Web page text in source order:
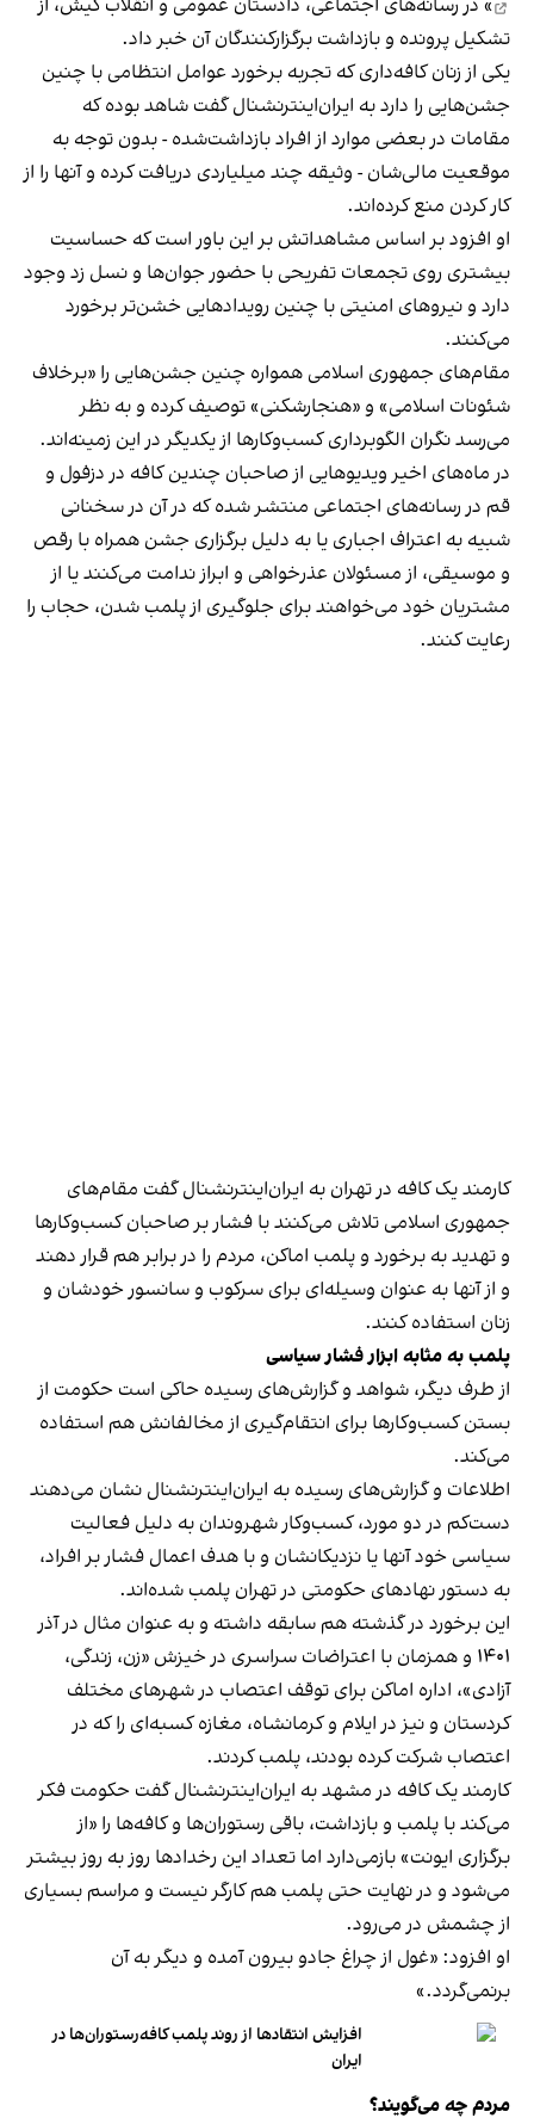
» در رسانه‌های اجتماعی، دادستان عمومی و انقلاب کیش، از
تشکیل پرونده و بازداشت برگزارکنندگان آن خبر داد.
یکی از زنان کافه‌داری که تجربه برخورد عوامل انتظامی با چنین
جشن‌هایی را دارد به ایران‌اینترنشنال گفت شاهد بوده که
مقامات در بعضی موارد از افراد بازداشت‌‌شده - بدون توجه به
موقعیت مالی‌شان - وثیقه چند میلیاردی دریافت کرده و آنها را از
کار کردن منع کرده‌اند.
او افزود بر اساس مشاهداتش بر این باور است که حساسیت
بیشتری روی تجمعات تفریحی با حضور جوان‌ها و نسل زد وجود
دارد و نیروهای امنیتی با چنین رویدادهایی خشن‌تر برخورد
می‌کنند.
مقام‌های جمهوری اسلامی همواره چنین جشن‌هایی را «برخلاف
شئونات اسلامی» و «هنجارشکنی» توصیف کرده و به نظر
می‌رسد نگران الگوبرداری کسب‌وکارها از یکدیگر در این زمینه‌اند.
در ماه‌های اخیر ویدیوهایی از صاحبان چندین کافه در دزفول و
قم در رسانه‌های اجتماعی منتشر شده که در آن در سخنانی
شبیه به اعتراف اجباری یا به دلیل برگزاری جشن همراه با رقص
و موسیقی، از مسئولان عذرخواهی و ابراز ندامت می‌کنند یا از
مشتریان خود می‌خواهند برای جلوگیری از پلمب شدن، حجاب را
رعایت کنند.
کارمند یک کافه در تهران به ایران‌اینترنشنال گفت مقام‌های
جمهوری اسلامی تلاش می‌کنند با فشار بر صاحبان کسب‌وکارها
و تهدید به برخورد و پلمب اماکن، مردم را در برابر هم قرار دهند
و از آنها به عنوان وسیله‌ای برای سرکوب و سانسور خودشان و
زنان استفاده کنند.
پلمب به مثابه ابزار فشار سیاسی
از طرف دیگر، شواهد و گزارش‌های رسیده حاکی است حکومت از
بستن کسب‌وکارها برای انتقام‌گیری از مخالفانش هم استفاده
می‌کند.
اطلاعات و گزارش‌های رسیده به ایران‌اینترنشنال نشان می‌دهند
دست‌کم در دو مورد، کسب‌وکار شهروندان به دلیل فعالیت
سیاسی خود آنها یا نزدیکانشان و با هدف اعمال فشار بر افراد،
به دستور نهادهای حکومتی در تهران پلمب شده‌اند.
این برخورد در گذشته هم سابقه داشته و به عنوان مثال در آذر
۱۴۰۱ و همزمان با اعتراضات سراسری در خیزش «زن، زندگی،
آزادی»، اداره اماکن برای توقف اعتصاب در شهرهای مختلف
کردستان و نیز در ایلام و کرمانشاه، مغازه کسبه‌ای را که در
اعتصاب شرکت کرده بودند، پلمب کردند.
کارمند یک کافه در مشهد به ایران‌اینترنشنال گفت حکومت فکر
می‌کند با پلمب و بازداشت، باقی رستوران‌ها و کافه‌ها را «از
برگزاری ایونت» بازمی‌دارد اما تعداد این رخدادها روز به روز بیشتر
می‌شود و در نهایت حتی پلمب هم کارگر نیست و مراسم بسیاری
از چشمش در می‌رود.
او افزود: «غول از چراغ جادو بیرون آمده و دیگر به آن
برنمی‎‌گردد.»
افزایش انتقادها از روند پلمب کافه‌رستوران‌ها در
ایران
مردم چه می‌گویند؟